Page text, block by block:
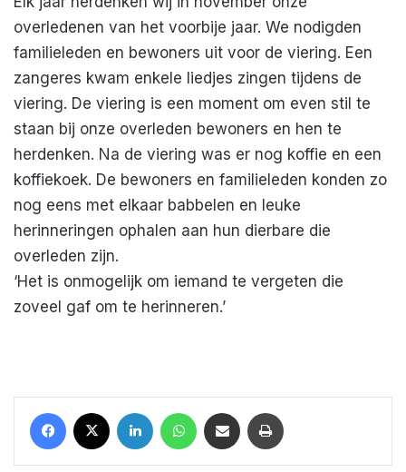
overledenen van het voorbije jaar. We nodigden
familieleden en bewoners uit voor de viering. Een
zangeres kwam enkele liedjes zingen tijdens de
viering. De viering is een moment om even stil te
staan bij onze overleden bewoners en hen te
herdenken. Na de viering was er nog koffie en een
koffiekoek. De bewoners en familieleden konden zo
nog eens met elkaar babbelen en leuke
herinneringen ophalen aan hun dierbare die
overleden zijn.
‘Het is onmogelijk om iemand te vergeten die
zoveel gaf om te herinneren.’
Facebook LinkedIn WhatsAppDeel met een mail